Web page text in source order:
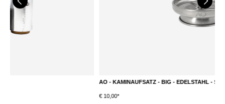
AO - KAMINAUFSATZ - BIG - EDELSTAHL - SILBER